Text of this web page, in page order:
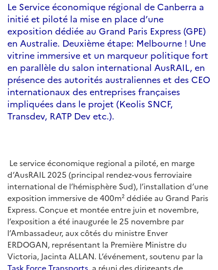
Le Service économique régional de Canberra a
initié et piloté la mise en place d’une
exposition dédiée au Grand Paris Express (GPE)
en Australie. Deuxième étape: Melbourne ! Une
vitrine immersive et un marqueur politique fort
en parallèle du salon international AusRAIL, en
présence des autorités australiennes et des CEO
internationaux des entreprises françaises
impliquées dans le projet (Keolis SNCF,
Transdev, RATP Dev etc.).
Le service économique regional a piloté, en marge
d’AusRAIL 2025 (principal rendez-vous ferroviaire
international de l’hémisphère Sud), l’installation d’une
exposition immersive de 400m² dédiée au Grand Paris
Express. Conçue et montée entre juin et novembre,
l’exposition a été inaugurée le 25 novembre par
l’Ambassadeur, aux côtés du ministre Enver
ERDOGAN, représentant la Première Ministre du
Victoria, Jacinta ALLAN. L’événement, soutenu par la
Task Force Transports, a réuni des dirigeants de